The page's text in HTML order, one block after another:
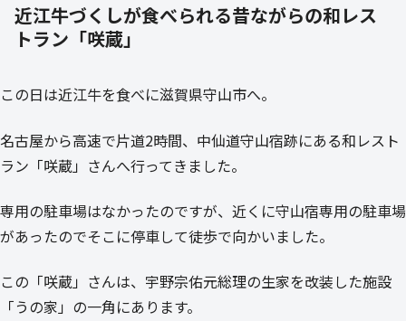
近江牛づくしが食べられる昔ながらの和レス
トラン「咲蔵」
この日は近江牛を食べに滋賀県守山市へ。
名古屋から高速で片道2時間、中仙道守山宿跡にある和レスト
ラン「咲蔵」さんへ行ってきました。
専用の駐車場はなかったのですが、近くに守山宿専用の駐車場
があったのでそこに停車して徒歩で向かいました。
この「咲蔵」さんは、宇野宗佑元総理の生家を改装した施設
「うの家」の一角にあります。